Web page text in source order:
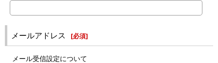
メールアドレス [必須]
メール受信設定について